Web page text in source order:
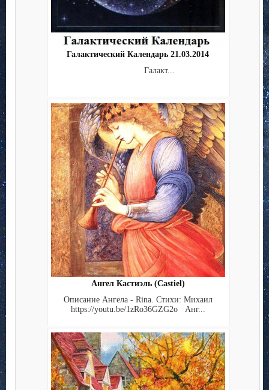
Галактический Календарь 21.03.2014
Галакт...
Ангел Кастиэль (Castiel)
Описание Ангела - Rina. Стихи: Михаил
https://youtu.be/1zRo36GZG2o Анг...